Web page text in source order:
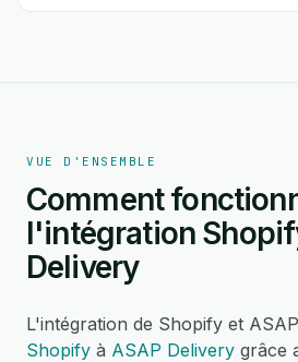
VUE D'ENSEMBLE
Comment
l'intégration
Delivery
L'intégration de Shopify et
Shopify à ASAP Delivery grâce